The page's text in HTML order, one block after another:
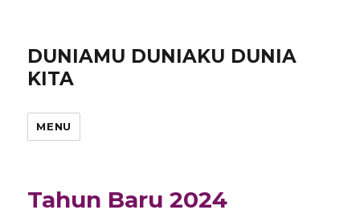
DUNIAMU DUNIAKU DUNIA
KITA
MENU
Tahun Baru 2024